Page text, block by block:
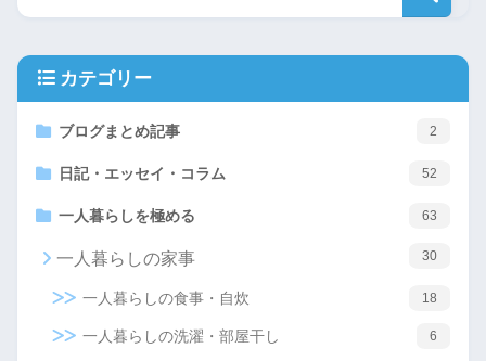
カテゴリー
ブログまとめ記事 2
日記・エッセイ・コラム 52
一人暮らしを極める 63
一人暮らしの家事 30
一人暮らしの食事・自炊 18
一人暮らしの洗濯・部屋干し 6